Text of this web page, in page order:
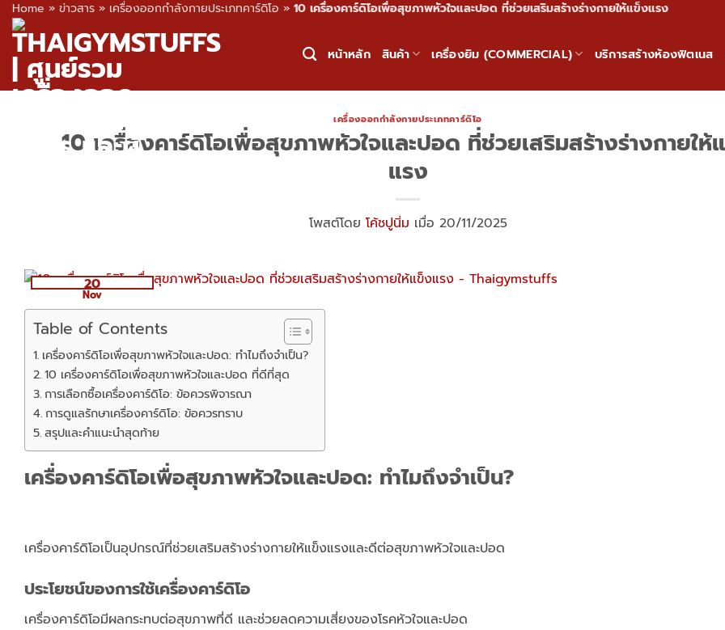
Home » ข่าวสาร » เครื่องออกกำลังกายประเภทคาร์ดิโอ » 10 เครื่องคาร์ดิโอเพื่อสุขภาพหัวใจและปอด ที่ช่วยเสริมสร้างร่างกายให้แข็งแรง
Skip
content
หน้าหลัก สินค้า เครื่องยิม (COMMERCIAL) บริการสร้างห้องฟิตเนส
เครื่องออกกำลังกายประเภทคาร์ดิโอ
10 เครื่องคาร์ดิโอเพื่อสุขภาพหัวใจและปอด ที่ช่วยเสริมสร้างร่างกายให้
แรง
โพสต์โดย โค้ชปูนิ่ม เมื่อ 20/11/2025
20
Nov
Table of Contents
เครื่องคาร์ดิโอเพื่อสุขภาพหัวใจและปอด: ทำไมถึงจำเป็น?
10 เครื่องคาร์ดิโอเพื่อสุขภาพหัวใจและปอด ที่ดีที่สุด
การเลือกซื้อเครื่องคาร์ดิโอ: ข้อควรพิจารณา
การดูแลรักษาเครื่องคาร์ดิโอ: ข้อควรทราบ
สรุปและคำแนะนำสุดท้าย
เครื่องคาร์ดิโอเพื่อสุขภาพหัวใจและปอด: ทำไมถึงจำเป็น?
เครื่องคาร์ดิโอเป็นอุปกรณ์ที่ช่วยเสริมสร้างร่างกายให้แข็งแรงและดีต่อสุขภาพหัวใจและปอด
ประโยชน์ของการใช้เครื่องคาร์ดิโอ
เครื่องคาร์ดิโอมีผลกระทบต่อสุขภาพที่ดี และช่วยลดความเสี่ยงของโรคหัวใจและปอด